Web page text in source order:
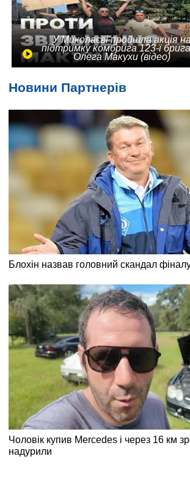
У Миколаєві пройшла акція
підтримку комбрига 123-ї
Олега Макухи (відео)